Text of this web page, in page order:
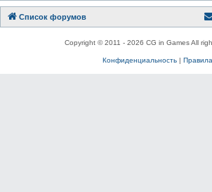
Список форумов
Copyright © 2011 - 2026 CG in Games All
Конфиденциальность| Правила